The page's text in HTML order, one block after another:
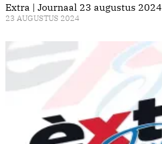
Extra | Journaal 23 augustus 2024
23 AUGUSTUS 2024